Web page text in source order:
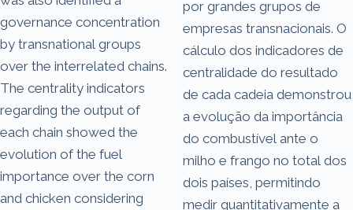
governance concentration
by transnational groups
over the interrelated chains.
The centrality indicators
regarding the output of
each chain showed the
evolution of the fuel
importance over the corn
and chicken considering
por grandes grupos de
empresas transnacionais. O
cálculo dos indicadores de
centralidade do resultado
de cada cadeia demonstrou
a evolução da importância
do combustível ante o
milho e frango no total dos
dois países, permitindo
medir quantitativamente a